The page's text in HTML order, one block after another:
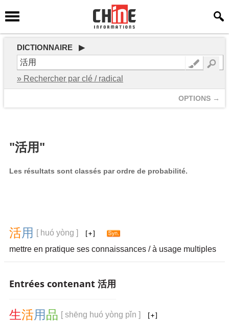
DICTIONNAIRE ▶
» Rechercher par clé / radical
OPTIONS →
"活用"
Les résultats sont classés par ordre de probabilité.
活用
[ huó yòng ]
mettre en pratique ses connaissances / à usage multiples
Entrées contenant 活用
生活用品 [ shēng huó yòng pǐn ]